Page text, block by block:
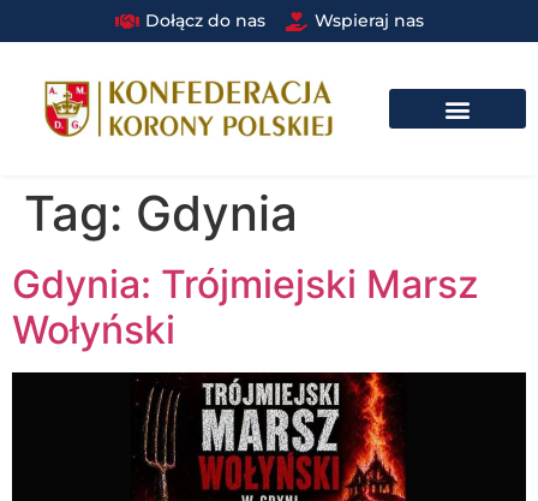
Dołącz do nas Wspieraj nas
Tag: Gdynia
Gdynia: Trójmiejski Marsz
Wołyński